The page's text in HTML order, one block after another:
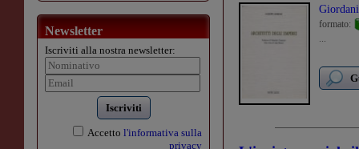
Newsletter
Iscriviti alla nostra newsletter:
Iscriviti
Accetto l'informativa sulla
privacy
formato:
...